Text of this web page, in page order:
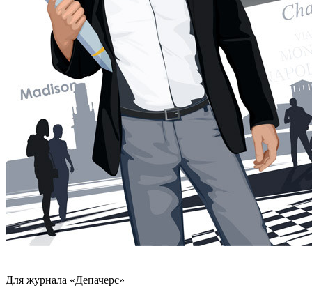
Для журнала «Депачерс»